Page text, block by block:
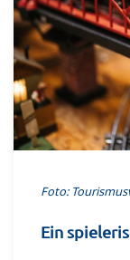
Foto:
Ein